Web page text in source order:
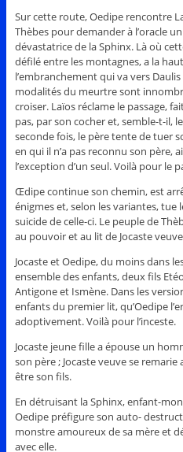
Sur cette route, Oedipe rencontre
Thèbes pour demander à l’oracle
dévastatrice de la Sphinx. Là où
défilé entre les montagnes, a la
l’embranchement qui va vers
modalités du meurtre sont
croiser. Laïos réclame le passage,
pas, par son cocher et, semble-t-il,
seconde fois, le père tente de tuer
en qui il n’a pas reconnu son père,
l’exception d’un seul. Voilà pour le
Œdipe continue son chemin, est
énigmes et, selon les variantes,
suicide de celle-ci. Le peuple de
au pouvoir et au lit de Jocaste
Jocaste et Oedipe, du moins dans
ensemble des enfants, deux fils
Antigone et Ismène. Dans les
enfants du premier lit, qu’Oedipe
adoptivement. Voilà pour l’inceste.
Jocaste jeune fille a épouse un
son père ; Jocaste veuve se
être son fils.
En détruisant la Sphinx, enfant-
Oedipe préfigure son auto-
monstre amoureux de sa mère et
avec elle.